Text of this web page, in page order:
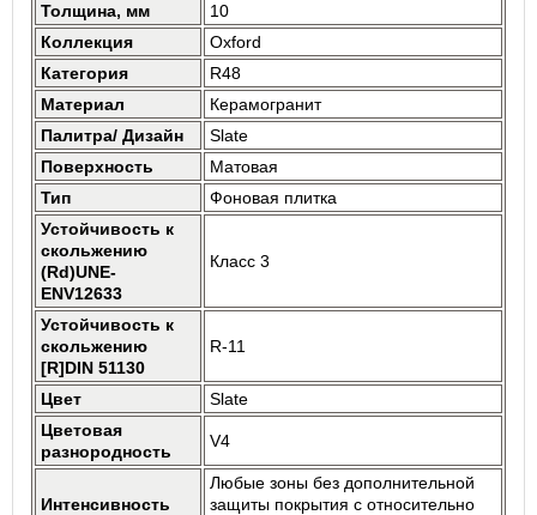
Толщина, мм
10
Коллекция
Oxford
Категория
R48
Материал
Керамогранит
Палитра/ Дизайн
Slate
Поверхность
Матовая
Тип
Фоновая плитка
Устойчивость к
скольжению
(Rd)UNE-
ENV12633
Класс 3
Устойчивость к
скольжению
[R]DIN 51130
R-11
Цвет
Slate
Цветовая
разнородность
V4
Интенсивность
Любые зоны без дополнительной
защиты покрытия с относительно